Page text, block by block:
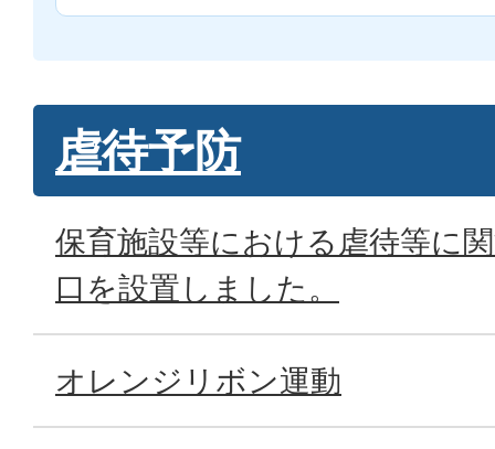
虐待予防
保育施設等における虐待等に
口を設置しました。
オレンジリボン運動